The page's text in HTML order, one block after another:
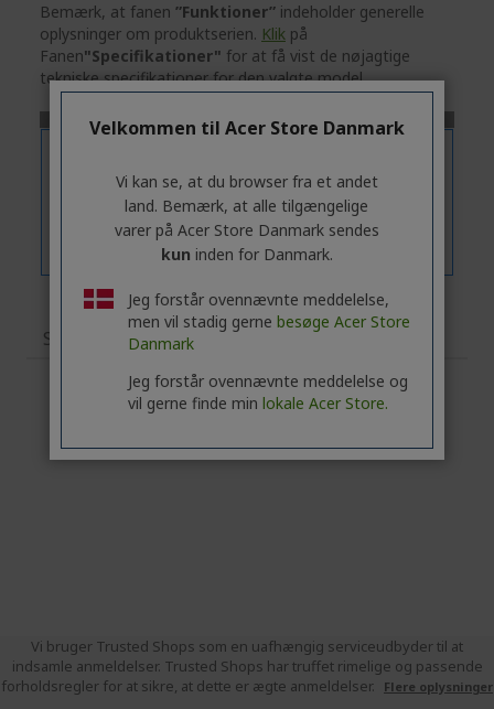
Bemærk, at fanen ”Funktioner” indeholder generelle
oplysninger om produktserien. Klik på
Fanen"Specifikationer" for at få vist de nøjagtige
tekniske specifikationer for den valgte model.
Specifikationer
Vi bruger Trusted Shops som en uafhængig serviceudbyder til at
indsamle anmeldelser. Trusted Shops har truffet rimelige og passende
forholdsregler for at sikre, at dette er ægte anmeldelser.
Flere oplysninger
Velkommen til Acer Store Danmark
Vi kan se, at du browser fra et andet
land. Bemærk, at alle tilgængelige
varer på Acer Store Danmark sendes
kun inden for Danmark.
Jeg forstår ovennævnte meddelelse,
men vil stadig gerne besøge Acer Store
Danmark
Jeg forstår ovennævnte meddelelse og
vil gerne finde min lokale Acer Store.